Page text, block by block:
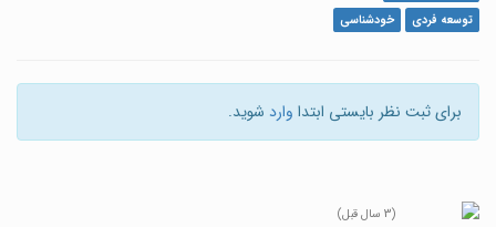
توسعه فردی
خودشناسی
برای ثبت نظر بایستی ابتدا وارد شوید.
(3 سال قبل)